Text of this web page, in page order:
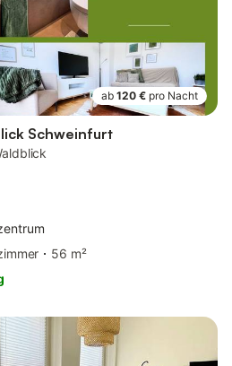
ab 120 € pro Nacht
Schweinfurt
56 m²